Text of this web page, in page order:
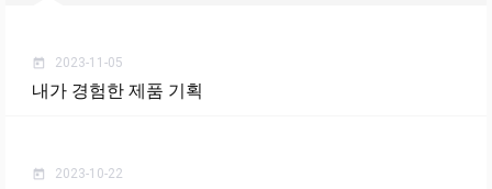
today 2023-11-05
내가 경험한 제품 기획
today 2023-10-22